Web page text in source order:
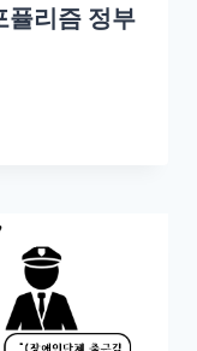
퓰리즘 정부